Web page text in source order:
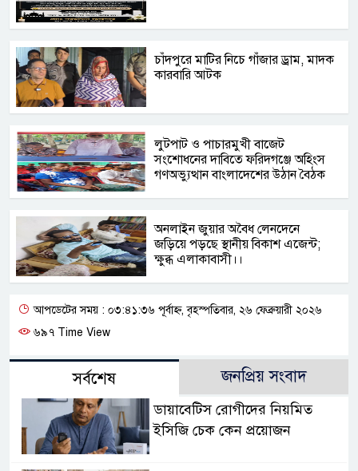
চাঁদপুরে মাটির নিচে গাঁজার ড্রাম, মাদক
কারবারি আটক
লুটপাট ও পাচারমুখী বাজেট
সংশোধনের দাবিতে ফরিদগঞ্জে অহিংস
গণঅভ্যুত্থান বাংলাদেশের উঠান বৈঠক
অনলাইন জুয়ার অবৈধ লেনদেনে
জড়িয়ে পড়ছে স্থানীয় বিকাশ এজেন্ট;
ক্ষুব্ধ এলাকাবাসী।।
আপডেটের সময় : ০৩:৪১:৩৬ পূর্বাহ্ন, বৃহস্পতিবার, ২৬ ফেব্রুয়ারী ২০২৬
৬৯৭ Time View
সর্বশেষ জনপ্রিয় সংবাদ
ডায়াবেটিস রোগীদের নিয়মিত
ইসিজি চেক কেন প্রয়োজন